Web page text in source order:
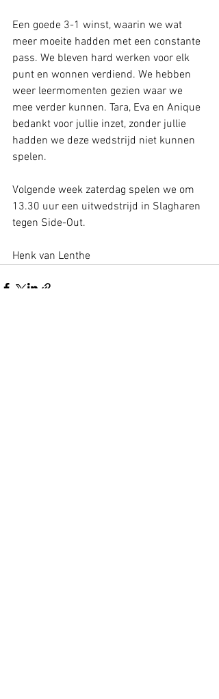
Een goede 3-1 winst, waarin we wat
meer moeite hadden met een constante
pass. We bleven hard werken voor elk
punt en wonnen verdiend. We hebben
weer leermomenten gezien waar we
mee verder kunnen. Tara, Eva en Anique
bedankt voor jullie inzet, zonder jullie
hadden we deze wedstrijd niet kunnen
spelen.
Volgende week zaterdag spelen we om
13.30 uur een uitwedstrijd in Slagharen
tegen Side-Out.
Henk van Lenthe